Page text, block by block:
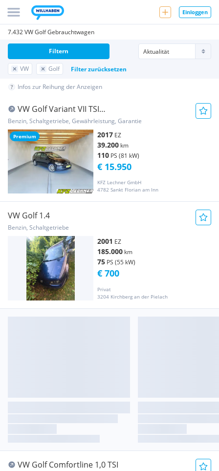
Einloggen
7.432 VW Golf Gebrauchtwagen
VW Golf Filter zurücksetzen
Filtern
Infos zur Reihung der Anzeigen
Premium
VW Golf Variant VII TSI
"LED*PANO*SITZH*NAVI"
Benzin, Schaltgetriebe, Gewährleistung, Garantie
2017 EZ
39.200 km
110 PS (81 kW)
KFZ Lechner GmbH
4782 Sankt Florian am Inn
€ 15.950
VW Golf 1.4
Benzin, Schaltgetriebe
2001 EZ
185.000 km
75 PS (55 kW)
Privat
3204 Kirchberg an der Pielach
€ 700
VW Golf Comfortline 1,0 TSI